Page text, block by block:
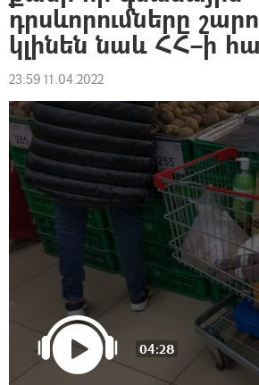
դրսևորումները
կլինեն նաև ՀՀ–ի
23:59 11.04.2022
04:28